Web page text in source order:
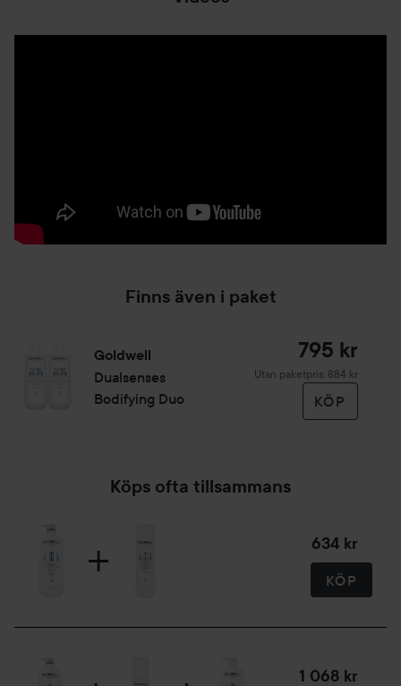
Finns även i paket
Goldwell
Dualsenses
Bodifying Duo
795 kr
Utan paketpris: 884 kr
KÖP
Köps ofta tillsammans
634 kr
KÖP
1 068 kr